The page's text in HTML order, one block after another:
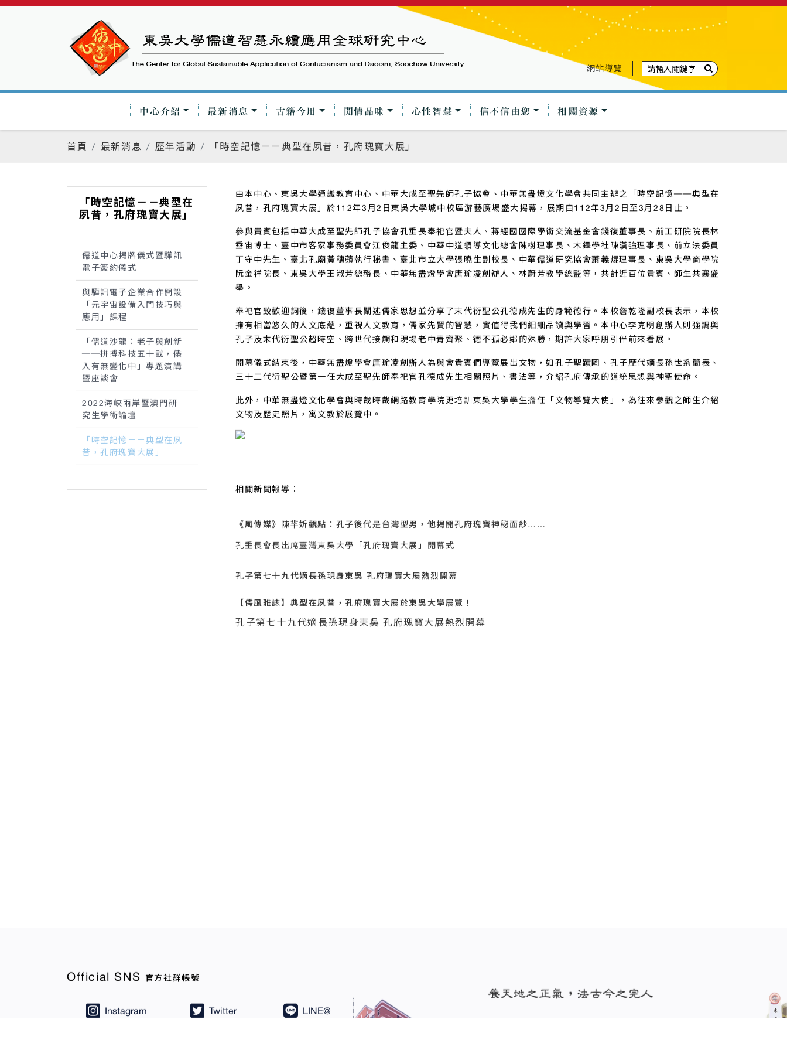
網站導覽
中心介紹 最新消息 古籍今用 閒情品味 心性智慧 信不信由您 相關資源
首頁 最新消息 歷年活動 「時空記憶－－典型在夙昔，孔府瑰寶大展」
「時空記憶－－典型在
夙昔，孔府瑰寶大展」
儒道中心揭牌儀式暨驊訊
電子簽約儀式
與驊訊電子企業合作開設
「元宇宙設備入門技巧與
應用」課程
「儒道沙龍：老子與創新
──拼搏科技五十載，儘
入有無變化中」專題演講
暨座談會
2022海峽兩岸暨澳門研
究生學術論壇
「時空記憶－－典型在夙
昔，孔府瑰寶大展」
由本中心、東吳大學通識教育中心、中華大成至聖先師孔子協會、中華無盡燈文化學會共同主辦之「時空記憶──典型在
夙昔，孔府瑰寶大展」於112年3月2日東吳大學城中校區游藝廣場盛大揭幕，展期自112年3月2日至3月28日止。
參與貴賓包括中華大成至聖先師孔子協會孔垂長奉祀官暨夫人、蔣經國國際學術交流基金會錢復董事長、前工研院院長林
垂宙博士、臺中市客家事務委員會江俊龍主委、中華中道領導文化總會陳樹理事長、木鐸學社陳漢強理事長、前立法委員
丁守中先生、臺北孔廟黃穗蘋執行秘書、臺北市立大學張曉生副校長、中華儒道研究協會蕭義焜理事長、東吳大學商學院
阮金祥院長、東吳大學王淑芳總務長、中華無盡燈學會唐瑜凌創辦人、林蔚芳教學總監等，共計近百位貴賓、師生共襄盛
舉。
奉祀官致歡迎詞後，錢復董事長闡述儒家思想並分享了末代衍聖公孔德成先生的身範德行。本校詹乾隆副校長表示，本校
擁有相當悠久的人文底蘊，重視人文教育，儒家先賢的智慧，實值得我們細細品讀與學習。本中心李克明創辦人則強調與
孔子及末代衍聖公超時空、跨世代接觸和現場老中青齊聚、德不孤必鄰的殊勝，期許大家呼朋引伴前來看展。
開幕儀式結束後，中華無盡燈學會唐瑜凌創辦人為與會貴賓們導覽展出文物，如孔子聖蹟圖、孔子歷代嫡長孫世系簡表、
三十二代衍聖公暨第一任大成至聖先師奉祀官孔德成先生相關照片、書法等，介紹孔府傳承的道統思想與神聖使命。
此外，中華無盡燈文化學會與時哉時哉網路教育學院更培訓東吳大學學生擔任「文物導覽大使」，為往來參觀之師生介紹
文物及歷史照片，寓文教於展覽中。
相關新聞報導：
《風傳媒》陳羋妡觀點：孔子後代是台灣型男，他揭開孔府瑰寶神秘面紗……
孔垂長會長出席臺灣東吳大學「孔府瑰寶大展」開幕式
孔子第七十九代嫡長孫現身東吳 孔府瑰寶大展熱烈開幕
【儒風雅誌】典型在夙昔，孔府瑰寶大展於東吳大學展覽！
孔子第七十九代嫡長孫現身東吳 孔府瑰寶大展熱烈開幕
Official SNS 官方社群帳號
Instagram Twitter LINE@